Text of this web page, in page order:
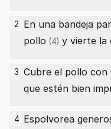
2 En una bandeja
pollo (4) y vierte la
3 Cubre el pollo con
que estén bien
4 Espolvorea